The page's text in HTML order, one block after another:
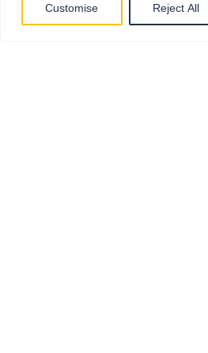
Customise Reject All